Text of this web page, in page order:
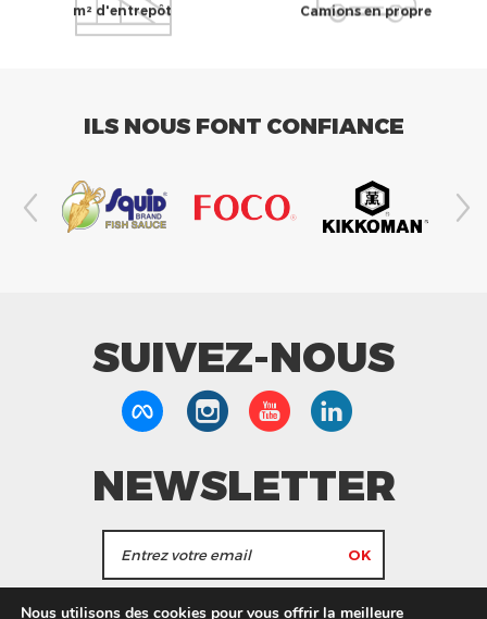
m² d'entrepôt Camions en propre
ILS NOUS FONT CONFIANCE
SUIVEZ-NOUS
NEWSLETTER
J'accepte de recevoir les actualités et les
Nous utilisons des cookies pour vous offrir la meilleure